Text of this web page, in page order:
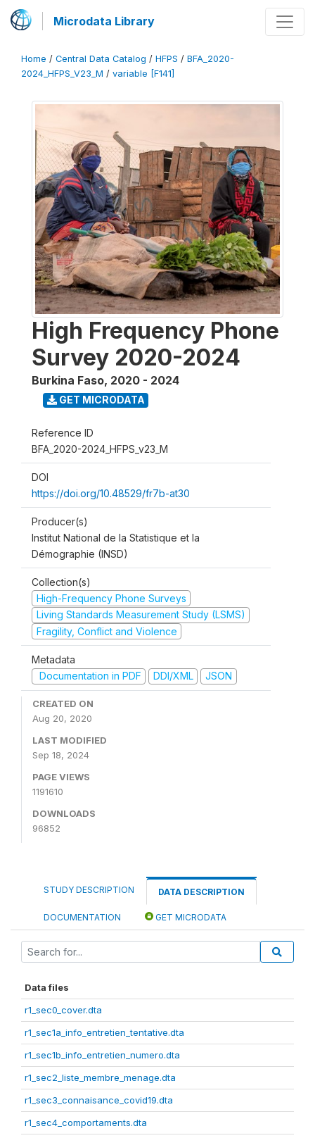
Microdata Library
Home / Central Data Catalog / HFPS / BFA_2020-
2024_HFPS_V23_M / variable [F141]
High Frequency Phone
Survey 2020-2024
Burkina Faso, 2020 - 2024
GET MICRODATA
Reference ID
BFA_2020-2024_HFPS_v23_M
DOI
https://doi.org/10.48529/fr7b-at30
Producer(s)
Institut National de la Statistique et la
Démographie (INSD)
Collection(s)
High-Frequency Phone Surveys
Living Standards Measurement Study (LSMS)
Fragility, Conflict and Violence
Metadata
Documentation in PDF
DDI/XML JSON
CREATED ON
Aug 20, 2020
LAST MODIFIED
Sep 18, 2024
PAGE VIEWS
1191610
DOWNLOADS
96852
STUDY DESCRIPTION DATA DESCRIPTION
DOCUMENTATION GET MICRODATA
Data files
r1_sec0_cover.dta
r1_sec1a_info_entretien_tentative.dta
r1_sec1b_info_entretien_numero.dta
r1_sec2_liste_membre_menage.dta
r1_sec3_connaisance_covid19.dta
r1_sec4_comportaments.dta